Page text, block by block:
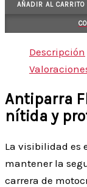
AÑADIR AL CARRITO
Descripción
Antiparra
nítida y
La visibilidad es
mantener la
carrera de